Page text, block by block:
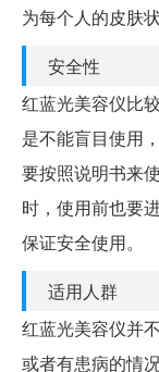
为每个人的皮肤
安全性
红蓝光美容仪比
是不能盲目使用
要按照说明书来
时，使用前也要
保证安全使用。
适用人群
红蓝光美容仪并
或者有患病的情